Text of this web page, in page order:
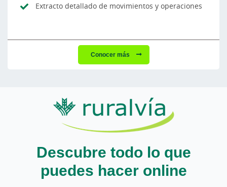
Extracto detallado de movimientos y operaciones
Conocer más
Descubre todo lo que
puedes hacer online